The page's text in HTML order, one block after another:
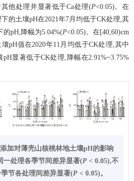
他处理并显著低于Ca处理(P<0.05)。在
的土壤pH在2021年7月均低于CK处理,其
的pH,降幅为5.04%(P<0.05)。在[40,60)cm
pH值在2020年11月均低于CK处理,其中
pH显著低于CK处理,降幅在2.91%~3.75%
加对薄壳山核桃林地土壤pH的影响
一处理各季节间差异显著(P < 0.05),不
节各处理间差异显著(P < 0.05)。